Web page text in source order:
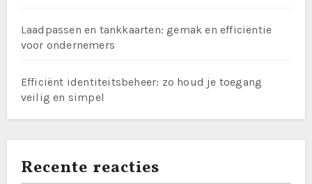
Laadpassen en tankkaarten: gemak en efficiëntie
voor ondernemers
Efficiënt identiteitsbeheer: zo houd je toegang
veilig en simpel
Recente reacties